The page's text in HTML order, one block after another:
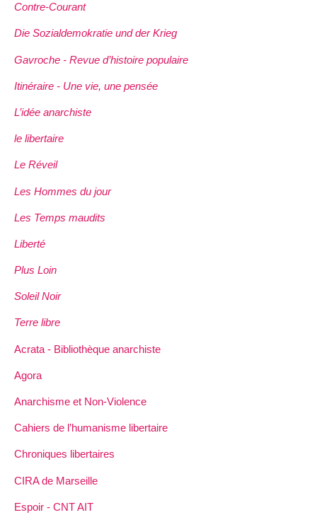
Contre-Courant
Die Sozialdemokratie und der Krieg
Gavroche - Revue d’histoire populaire
Itinéraire - Une vie, une pensée
L’idée anarchiste
le libertaire
Le Réveil
Les Hommes du jour
Les Temps maudits
Liberté
Plus Loin
Soleil Noir
Terre libre
Acrata - Bibliothèque anarchiste
Agora
Anarchisme et Non-Violence
Cahiers de l’humanisme libertaire
Chroniques libertaires
CIRA de Marseille
Espoir - CNT AIT